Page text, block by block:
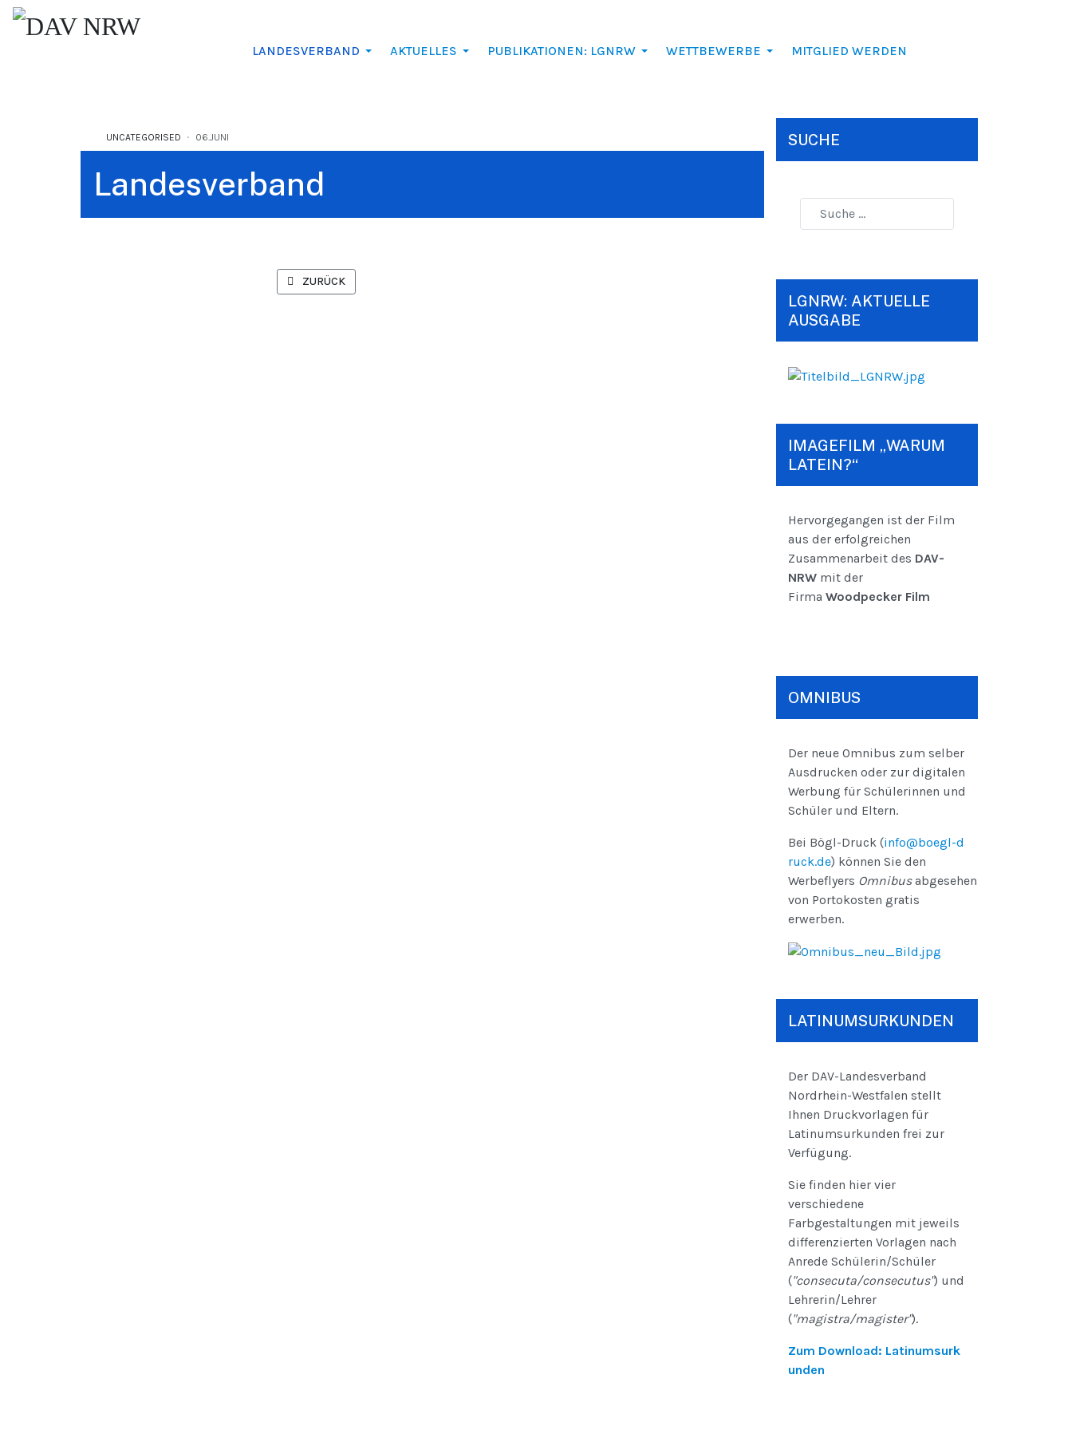
LANDESVERBAND AKTUELLES PUBLIKATIONEN: LGNRW WETTBEWERBE MITGLIED WERDEN
UNCATEGORISED 06.JUNI
Landesverband
VORHERIGER BEITRAG: DER VORSTAND
ZURÜCK
SUCHE
LGNRW: AKTUELLE
AUSGABE
IMAGEFILM „WARUM
LATEIN?“
Hervorgegangen ist der Film
aus der erfolgreichen
Zusammenarbeit des DAV-
NRW mit der
Firma Woodpecker Film
OMNIBUS
Der neue Omnibus zum selber
Ausdrucken oder zur digitalen
Werbung für Schülerinnen und
Schüler und Eltern.
Bei Bögl-Druck (info@boegl-d
ruck.de) können Sie den
Werbeflyers Omnibusabgesehen
von Portokosten gratis
erwerben.
LATINUMSURKUNDEN
Der DAV-Landesverband
Nordrhein-Westfalen stellt
Ihnen Druckvorlagen für
Latinumsurkunden frei zur
Verfügung.
Sie finden hier vier
verschiedene
Farbgestaltungen mit jeweils
differenzierten Vorlagen nach
Anrede Schülerin/Schüler
("consecuta/consecutus") und
Lehrerin/Lehrer
("magistra/magister").
Zum Download: Latinumsurk
unden